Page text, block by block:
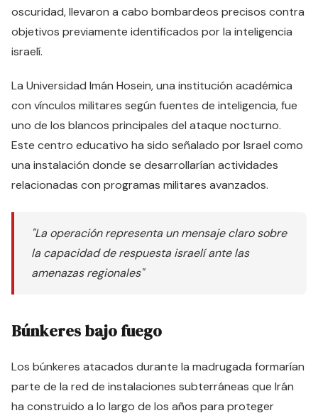
oscuridad, llevaron a cabo bombardeos precisos contra
objetivos previamente identificados por la inteligencia
israelí.
La Universidad Imán Hosein, una institución académica
con vínculos militares según fuentes de inteligencia, fue
uno de los blancos principales del ataque nocturno.
Este centro educativo ha sido señalado por Israel como
una instalación donde se desarrollarían actividades
relacionadas con programas militares avanzados.
"La operación representa un mensaje claro sobre
la capacidad de respuesta israelí ante las
amenazas regionales"
Búnkeres bajo fuego
Los búnkeres atacados durante la madrugada formarían
parte de la red de instalaciones subterráneas que Irán
ha construido a lo largo de los años para proteger